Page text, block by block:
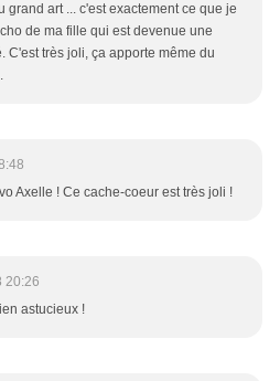
grand art ... c'est exactement ce que je
de ma fille qui est devenue une
C'est très joli, ça apporte même du
Axelle ! Ce cache-coeur est très joli !
20:26
astucieux !